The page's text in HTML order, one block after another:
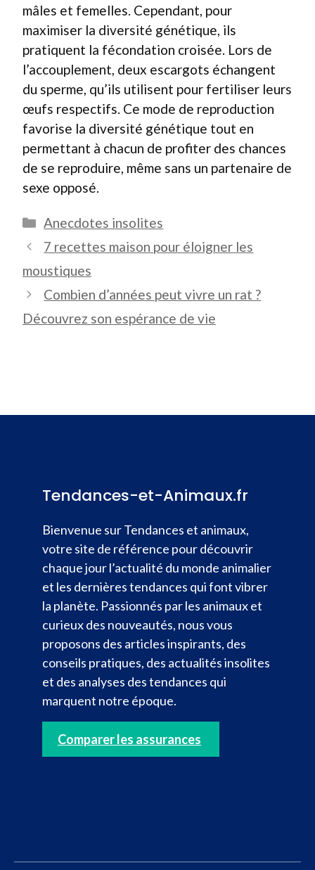
mâles et femelles. Cependant, pour
maximiser la diversité génétique, ils
pratiquent la fécondation croisée. Lors de
l’accouplement, deux escargots échangent
du sperme, qu’ils utilisent pour fertiliser leurs
œufs respectifs. Ce mode de reproduction
favorise la diversité génétique tout en
permettant à chacun de profiter des chances
de se reproduire, même sans un partenaire de
sexe opposé.
Catégories
Anecdotes insolites
7 recettes maison pour éloigner les
moustiques
Combien d’années peut vivre un rat ?
Découvrez son espérance de vie
Tendances-et-Animaux.fr
Bienvenue sur Tendances et animaux,
votre site de référence pour découvrir
chaque jour l’actualité du monde animalier
et les dernières tendances qui font vibrer
la planète. Passionnés par les animaux et
curieux des nouveautés, nous vous
proposons des articles inspirants, des
conseils pratiques, des actualités insolites
et des analyses des tendances qui
marquent notre époque.
Comparer les assurances